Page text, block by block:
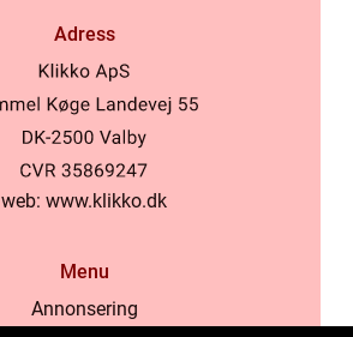
Adress
web: www.klikko.dk
Menu
Annonsering